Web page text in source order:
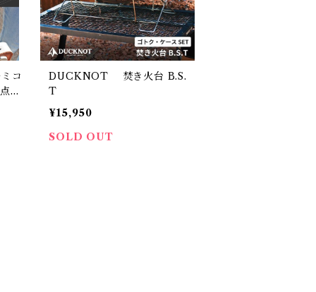
コ
S
DUCKNOT 焚き火台 B.S.
T
¥15,950
SOLD OUT